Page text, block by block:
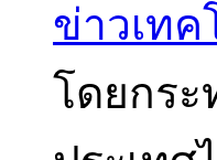
ข่าวเทค
โดยกระ